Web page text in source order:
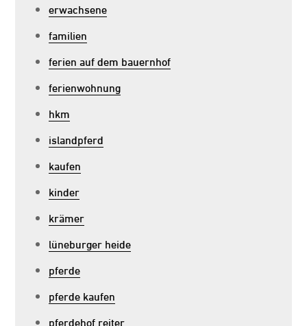
erwachsene
familien
ferien auf dem bauernhof
ferienwohnung
hkm
islandpferd
kaufen
kinder
krämer
lüneburger heide
pferde
pferde kaufen
pferdehof reiter